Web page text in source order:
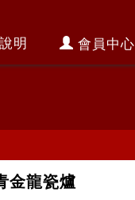
會員中心
明
金龍瓷爐